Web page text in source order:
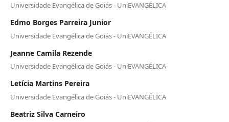
Universidade Evangélica de Goiás - UniEVANGÉLICA
Edmo Borges Parreira Junior
Universidade Evangélica de Goiás - UniEVANGÉLICA
Jeanne Camila Rezende
Universidade Evangélica de Goiás - UniEVANGÉLICA
Letícia Martins Pereira
Universidade Evangélica de Goiás - UniEVANGÉLICA
Beatriz Silva Carneiro